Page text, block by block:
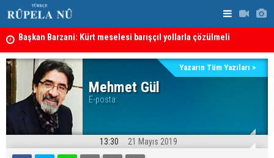
Başkan Barzani: Kürt meselesi barışçıl yollarla çözülmeli
Bağdat'ta İHA operasyonu: 3 kişi gözaltında, iki siyasetçi
hakkında tutuklama kararı
Mehmet Gül
E-posta:
Yazarın Tüm Yazıları >
13:30 21 Mayıs 2019